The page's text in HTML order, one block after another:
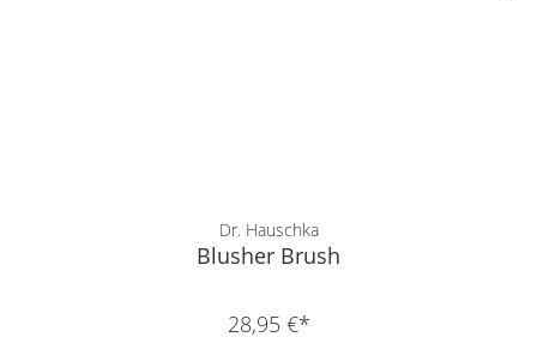
Dr. Hauschka
Blusher Brush
28,95 €*